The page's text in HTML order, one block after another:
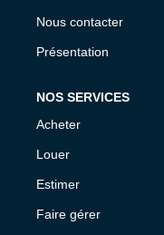
Nous contacter
Présentation
NOS SERVICES
Acheter
Louer
Estimer
Faire gérer